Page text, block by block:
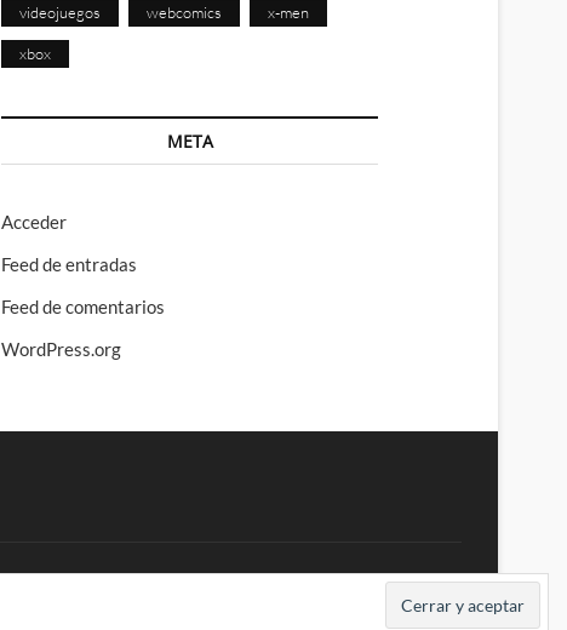
videojuegos webcomics x-men
xbox
META
Acceder
Feed de entradas
Feed de comentarios
WordPress.org